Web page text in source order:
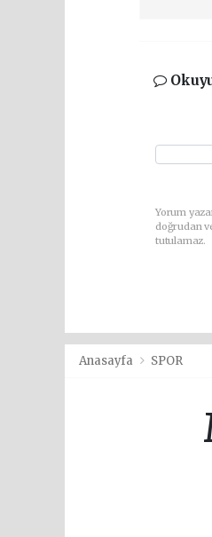
Yorum
doğrudan
tutulamaz.
Anasayfa SPOR